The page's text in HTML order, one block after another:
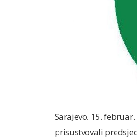
Sarajevo, 15.
prisustvovali